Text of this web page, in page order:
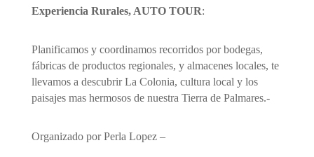
Experiencia Rurales, AUTO TOUR:
Planificamos y coordinamos recorridos por bodegas,
fábricas de productos regionales, y almacenes locales, te
llevamos a descubrir La Colonia, cultura local y los
paisajes mas hermosos de nuestra Tierra de Palmares.-
Organizado por Perla Lopez –